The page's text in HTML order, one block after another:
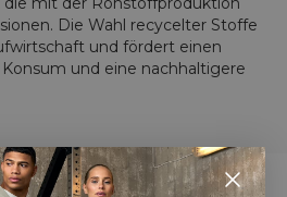
Die Wahl recycelter Stoffe
und fördert einen
und eine nachhaltigere
WITH